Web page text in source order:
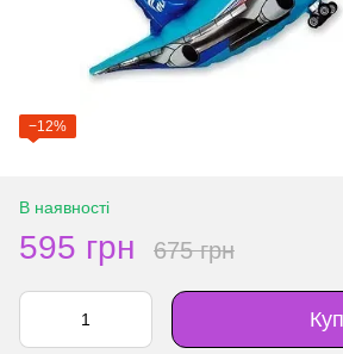
−12%
В наявності
595 грн 675 грн